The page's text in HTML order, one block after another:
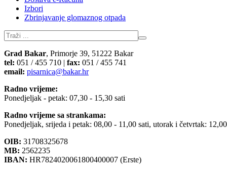
Izbori
Zbrinjavanje glomaznog otpada
Grad Bakar, Primorje 39, 51222 Bakar
tel: 051 / 455 710 | fax: 051 / 455 741
email: pisarnica@bakar.hr
Radno vrijeme:
Ponedjeljak - petak: 07,30 - 15,30 sati
Radno vrijeme sa strankama:
Ponedjeljak, srijeda i petak: 08,00 - 11,00 sati, utorak i četvrtak:
OIB: 31708325678
MB: 2562235
IBAN: HR7824020061800400007 (Erste)